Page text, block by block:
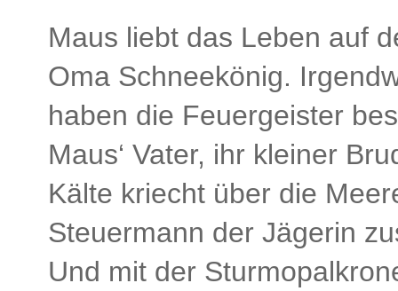
Maus liebt das Leben auf
Oma Schneekönig.
haben die Feuergeister
Maus‘ Vater, ihr kleiner
Kälte kriecht über die
Steuermann der Jägerin
Und mit der